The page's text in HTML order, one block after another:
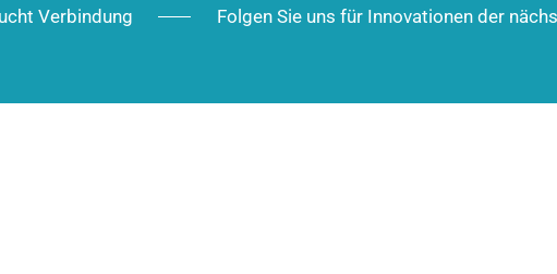
Verbindung Folgen Sie uns für Innovationen der